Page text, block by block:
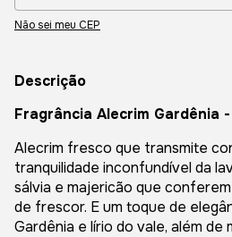
Não sei meu CEP
Descrição
Fragrância Alecrim Gardênia
Alecrim fresco que transmite
tranquilidade inconfundível da
sálvia e majericão que
de frescor. E um toque de
Gardênia e lírio do vale, além de